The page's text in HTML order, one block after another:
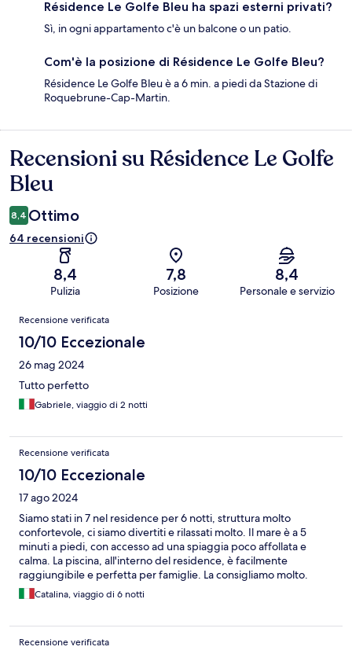
Résidence Le Golfe Bleu ha spazi esterni privati?
Sì, in ogni appartamento c'è un balcone o un patio.
Com'è la posizione di Résidence Le Golfe Bleu?
Résidence Le Golfe Bleu è a 6 min. a piedi da Stazione di
Roquebrune-Cap-Martin.
Recensioni
Recensioni su Résidence Le Golfe
Bleu
8,4 Ottimo
64 recensioni
8,4
Pulizia
7,8
Posizione
8,4
Personale e servizio
Recensioni
Recensione verificata
10/10 Eccezionale
26 mag 2024
Tutto perfetto
Gabriele, viaggio di 2 notti
Recensione verificata
10/10 Eccezionale
17 ago 2024
Siamo stati in 7 nel residence per 6 notti, struttura molto
confortevole, ci siamo divertiti e rilassati molto. Il mare è a 5
minuti a piedi, con accesso ad una spiaggia poco affollata e
calma. La piscina, all'interno del residence, è facilmente
raggiungibile e perfetta per famiglie. La consigliamo molto.
Catalina, viaggio di 6 notti
Recensione verificata